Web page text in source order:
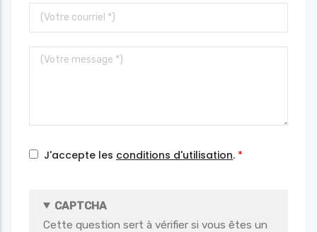
Votre
courriel
Votre
J'accepte les conditions d'utilisation.
CAPTCHA
Cette question sert à vérifier si vous êtes un